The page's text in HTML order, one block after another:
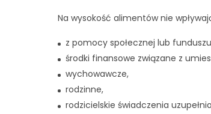
Na wysokość alimentów nie
z pomocy społecznej lub
środki finansowe związane z
wychowawcze,
rodzinne,
rodzicielskie świadczenia